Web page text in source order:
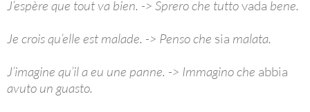
J’espère que tout va bien. -> Sprero che tuttovada bene.
Je crois qu’elle est malade. -> Penso che sia malata.
J’imagine qu’il a eu une panne. -> Immagino che abbia
avuto un guasto.